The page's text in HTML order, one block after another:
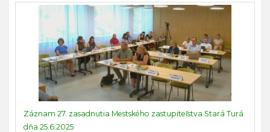
Záznam 27. zasadnutia Mestského zastupiteľstva Stará Turá
dňa 25.6.2025